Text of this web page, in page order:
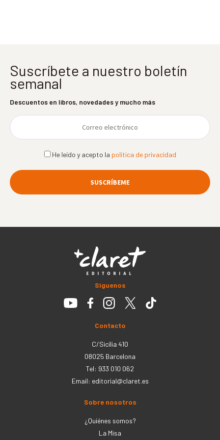
Suscríbete a nuestro boletín
semanal
Descuentos en libros, novedades y mucho más
He leído y acepto la política de privacidad
Síguenos
Contacto
C/Sicília 410
08025 Barcelona
Tel: 933 010 062
Email: editorial@claret.es
Sobre nosotros
¿Quiénes somos?
La Misa